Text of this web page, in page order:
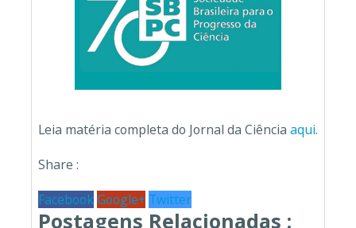
Leia matéria completa do Jornal da Ciência aqui.
Share :
Facebook Google+ Twitter
Postagens Relacionadas :